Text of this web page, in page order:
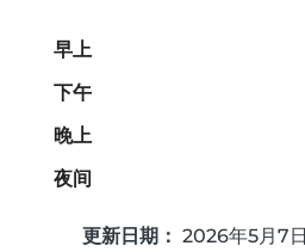
早上
下午
晚上
夜间
更新日期： 2026年5月7日